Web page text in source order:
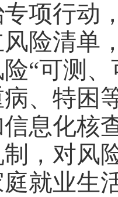
项行动
险清单
“可测
、特困
息化核
，对风
就业生